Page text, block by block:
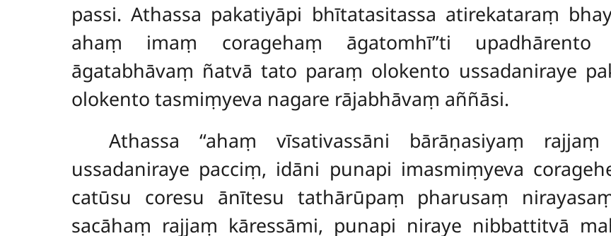
passi. Athassa pakatiyāpi bhītatasitassa atirekataraṃ
ahaṃ imaṃ coragehaṃ āgatomhī’’ti upadhārento
āgatabhāvaṃ ñatvā tato paraṃ olokento ussadaniraye
olokento tasmiṃyeva nagare rājabhāvaṃ aññāsi.
Athassa ‘‘ahaṃ vīsativassāni bārāṇasiyaṃ
ussadaniraye pacciṃ, idāni punapi imasmiṃyeva
catūsu coresu ānītesu tathārūpaṃ pharusaṃ
sacāhaṃ rajjaṃ kāressāmi, punapi niraye nibbattitvā